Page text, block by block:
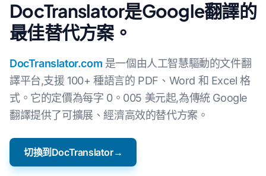
DocTranslator是Google翻譯的
最佳替代方案。
DocTranslator.com 是一個由人工智慧驅動的文件翻
譯平台,支援 100+ 種語言的 PDF、Word 和 Excel 格
式。它的定價為每字 0。005 美元起,為傳統 Google
翻譯提供了可擴展、經濟高效的替代方案。
切換到DocTranslator→